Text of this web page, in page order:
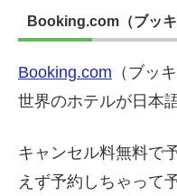
Booking.com（ブッキ
Booking.com （ブッ
世界のホテルが日本
キャンセル料無料で
えず予約しちゃって